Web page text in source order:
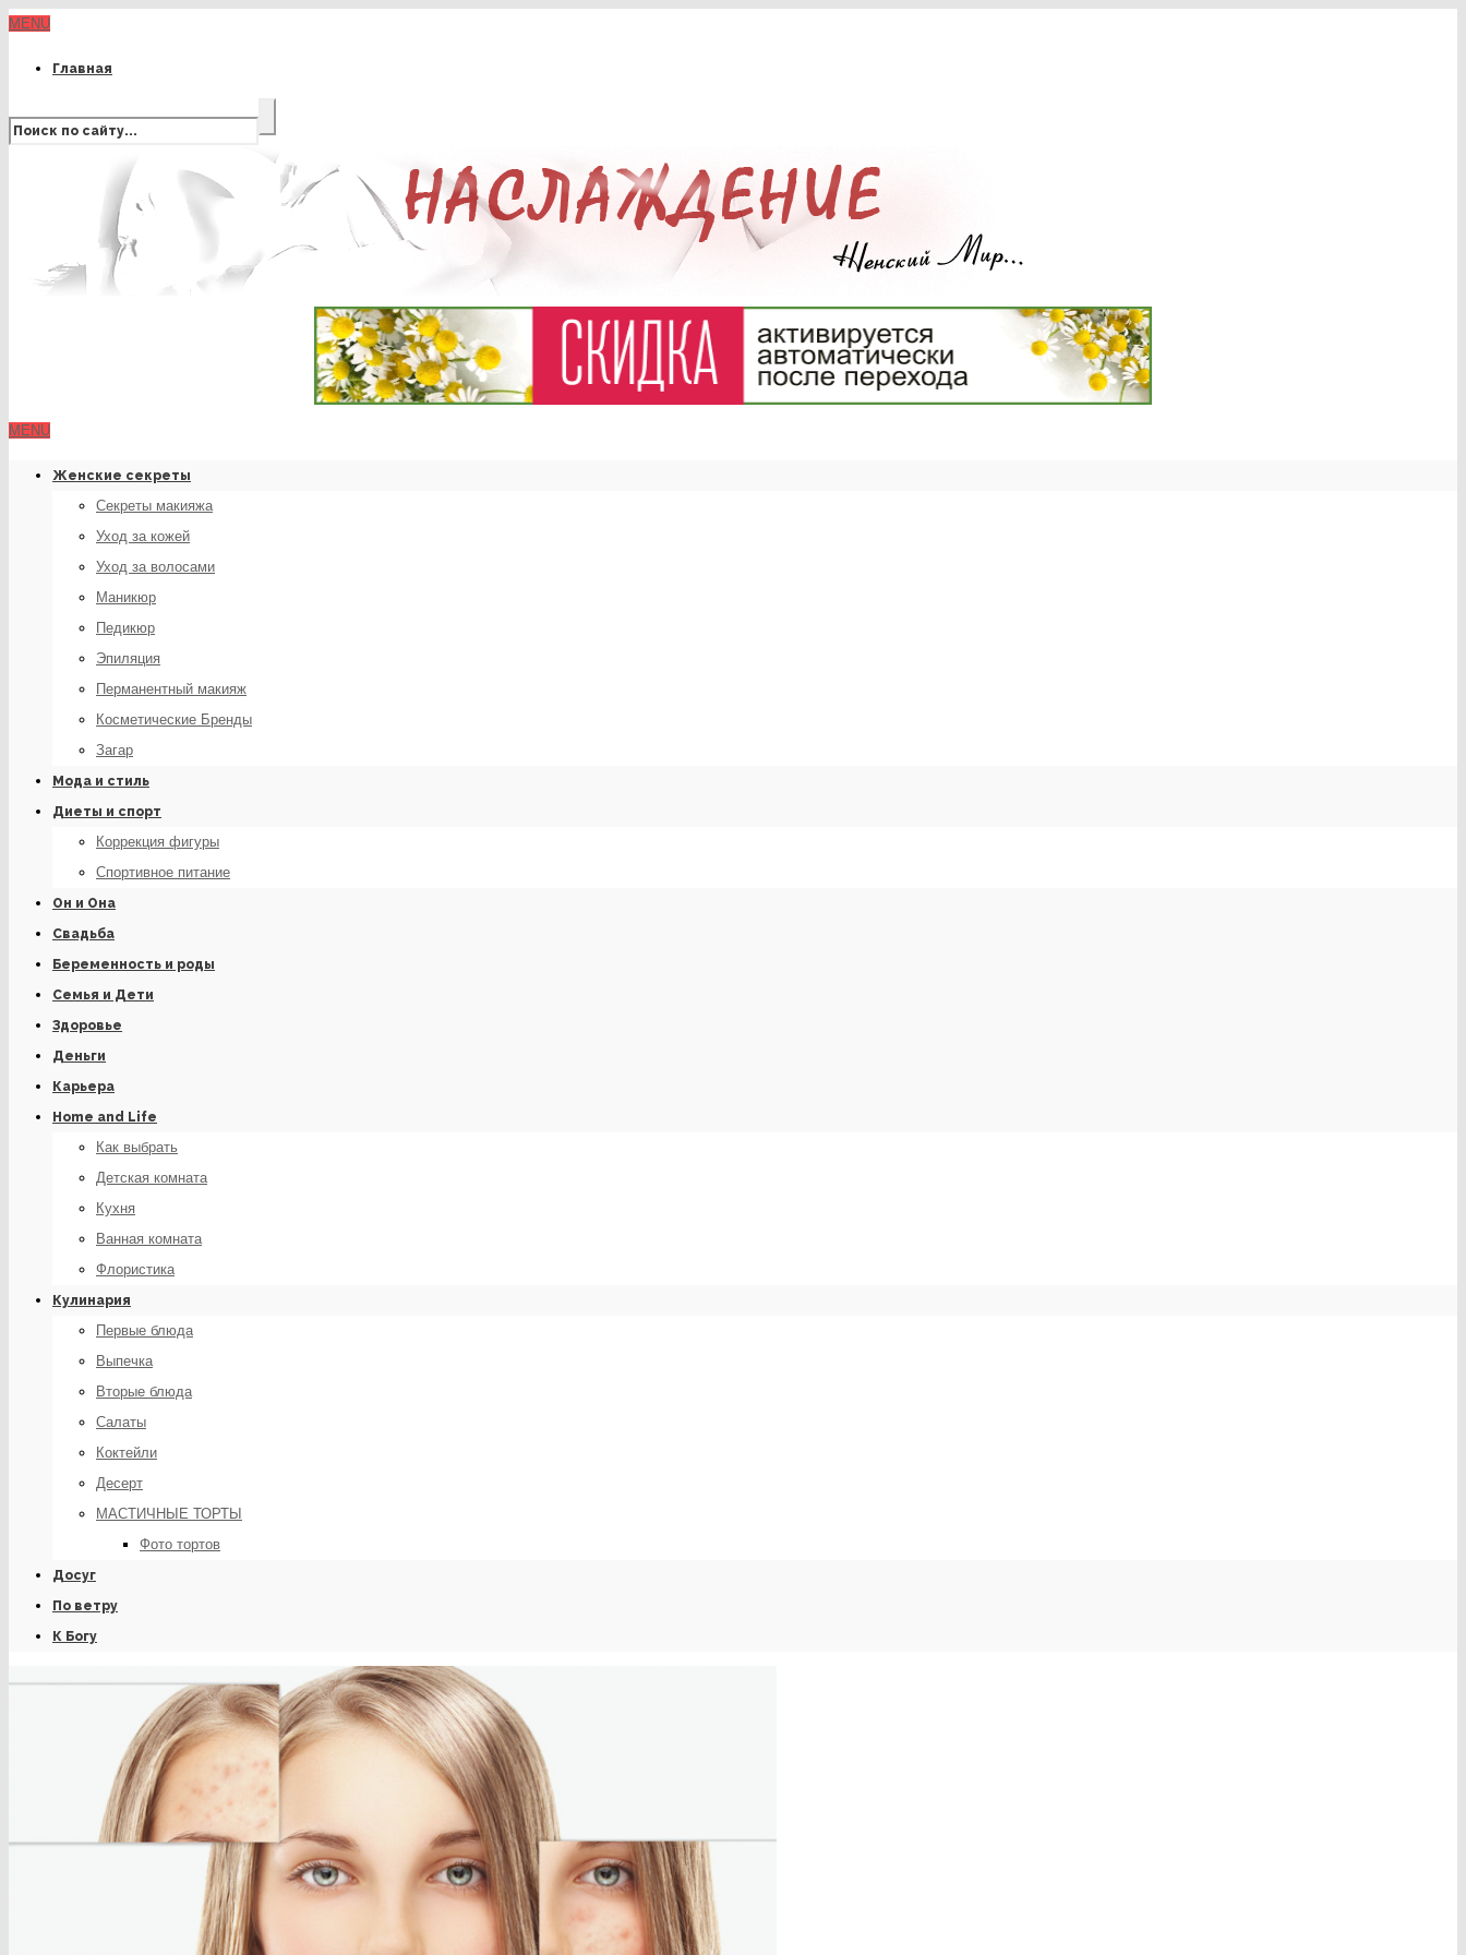
MENU
Главная
MENU
Женские секреты
Секреты макияжа
Уход за кожей
Уход за волосами
Маникюр
Педикюр
Эпиляция
Перманентный макияж
Косметические Бренды
Загар
Мода и стиль
Диеты и спорт
Коррекция фигуры
Спортивное питание
Он и Она
Свадьба
Беременность и роды
Семья и Дети
Здоровье
Деньги
Карьера
Home and Life
Как выбрать
Детская комната
Кухня
Ванная комната
Флористика
Кулинария
Первые блюда
Выпечка
Вторые блюда
Салаты
Коктейли
Десерт
МАСТИЧНЫЕ ТОРТЫ
Фото тортов
Досуг
По ветру
К Богу